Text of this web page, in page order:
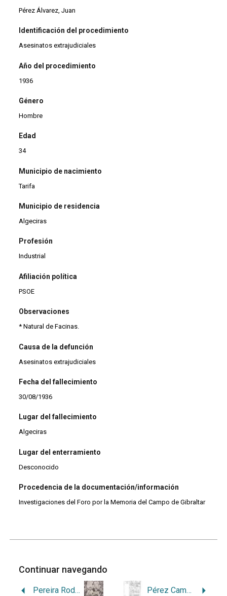
Pérez Álvarez, Juan
Identificación del procedimiento
Asesinatos extrajudiciales
Año del procedimiento
1936
Género
Hombre
Edad
34
Municipio de nacimiento
Tarifa
Municipio de residencia
Algeciras
Profesión
Industrial
Afiliación política
PSOE
Observaciones
* Natural de Facinas.
Causa de la defunción
Asesinatos extrajudiciales
Fecha del fallecimiento
30/08/1936
Lugar del fallecimiento
Algeciras
Lugar del enterramiento
Desconocido
Procedencia de la documentación/información
Investigaciones del Foro por la Memoria del Campo de Gibraltar
Continuar navegando
Pereira Rodríguez, Manuel Pérez Campillo, Máximo